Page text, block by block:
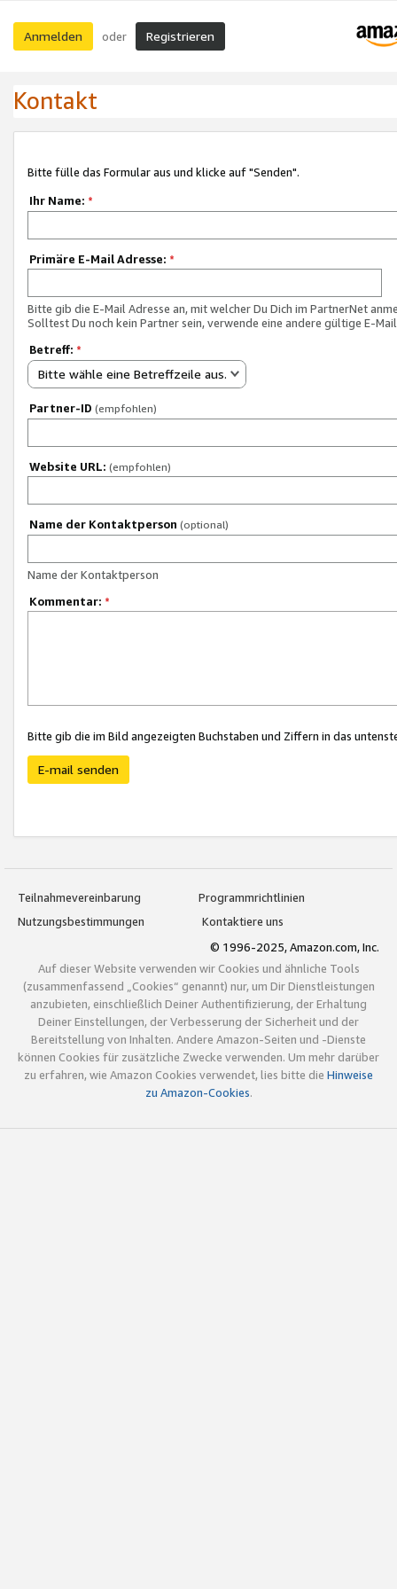
Anmelden oder Registrieren
Kontakt
Bitte fülle das Formular aus und klicke auf "Senden".
Ihr Name: *
Primäre E-Mail Adresse: *
Bitte gib die E-Mail Adresse an, mit welcher Du Dich im PartnerNet
Solltest Du noch kein Partner sein, verwende eine andere gültige E-
Betreff: *
Bitte wähle eine Betreffzeile aus.
Partner-ID (empfohlen)
Website URL: (empfohlen)
Name der Kontaktperson (optional)
Name der Kontaktperson
Kommentar: *
Bitte gib die im Bild angezeigten Buchstaben und Ziffern in das
E-mail senden
Teilnahmevereinbarung
Programmrichtlinien
Nutzungsbestimmungen
Kontaktiere uns
© 1996-2025, Amazon.com, Inc.
Auf dieser Website verwenden wir Cookies und ähnliche Tools
(zusammenfassend „Cookies“ genannt) nur, um Dir Dienstleistungen
anzubieten, einschließlich Deiner Authentifizierung, der Erhaltung
Deiner Einstellungen, der Verbesserung der Sicherheit und der
Bereitstellung von Inhalten. Andere Amazon-Seiten und -Dienste
können Cookies für zusätzliche Zwecke verwenden. Um mehr darüber
zu erfahren, wie Amazon Cookies verwendet, lies bitte die Hinweise
zu Amazon-Cookies.